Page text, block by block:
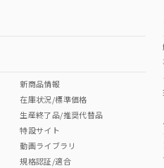
新商品情報
在庫状況/標準価格
生産終了品/推奨代替品
特設サイト
動画ライブラリ
規格認証/適合